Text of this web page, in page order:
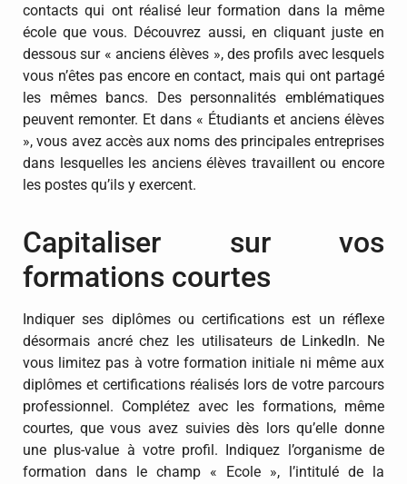
contacts qui ont réalisé leur formation dans la même
école que vous. Découvrez aussi, en cliquant juste en
dessous sur « anciens élèves », des profils avec lesquels
vous n’êtes pas encore en contact, mais qui ont partagé
les mêmes bancs. Des personnalités emblématiques
peuvent remonter. Et dans « Étudiants et anciens élèves
», vous avez accès aux noms des principales entreprises
dans lesquelles les anciens élèves travaillent ou encore
les postes qu’ils y exercent.
Capitaliser sur vos
formations courtes
Indiquer ses diplômes ou certifications est un réflexe
désormais ancré chez les utilisateurs de LinkedIn. Ne
vous limitez pas à votre formation initiale ni même aux
diplômes et certifications réalisés lors de votre parcours
professionnel. Complétez avec les formations, même
courtes, que vous avez suivies dès lors qu’elle donne
une plus-value à votre profil. Indiquez l’organisme de
formation dans le champ « Ecole », l’intitulé de la